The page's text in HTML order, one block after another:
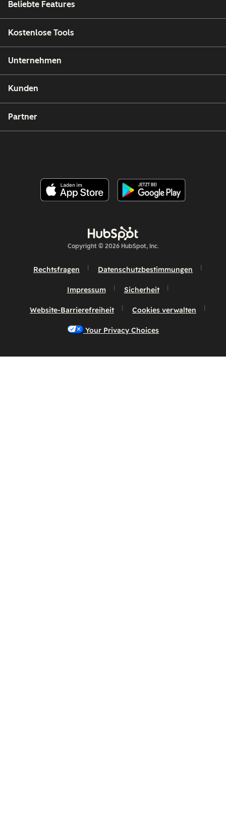
Beliebte Features
Kostenlose Tools
Unternehmen
Kunden
Partner
Copyright © 2026 HubSpot, Inc.
Rechtsfragen Datenschutzbestimmungen
Impressum Sicherheit
Website-Barrierefreiheit Cookies verwalten
Your Privacy Choices